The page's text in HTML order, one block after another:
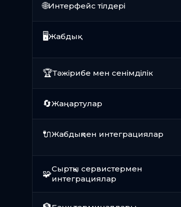
🌐Интерфейс тілдері
🖥️Жабдық
🏆Тәжірибе мен сенімділік
🔄Жаңартулар
🔌Жабдықпен интеграциялар
🧩Сыртқы сервистермен
интеграциялар